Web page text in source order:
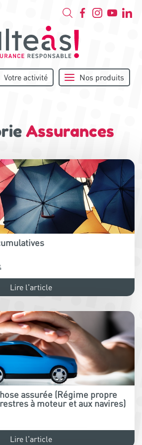
Votre activité Nos produits
Assurances
Lire l'article
assurée (Régime propre
à moteur et aux navires)
Lire l'article